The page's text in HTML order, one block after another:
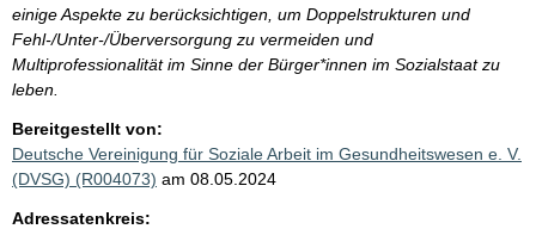
einige Aspekte zu berücksichtigen, um Doppelstrukturen und
Fehl-/Unter-/Überversorgung zu vermeiden und
Multiprofessionalität im Sinne der Bürger*innen im Sozialstaat zu
leben.
Bereitgestellt von:
Deutsche Vereinigung für Soziale Arbeit im Gesundheitswesen e. V.
(DVSG) (R004073) am 08.05.2024
Adressatenkreis: